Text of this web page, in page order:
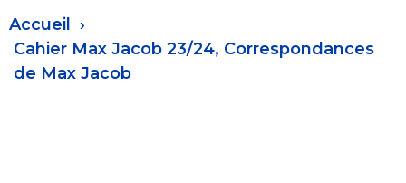
Fil
d'Ariane
Accueil
Cahier Max Jacob 23/24, Correspondances
de Max Jacob